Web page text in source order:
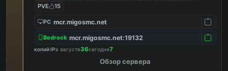
PVE
15
PC mcr.migosmc.net
Bedrock mcr.migosmc.net:19132
копий IPв августе36сегодня7
Обзор сервера